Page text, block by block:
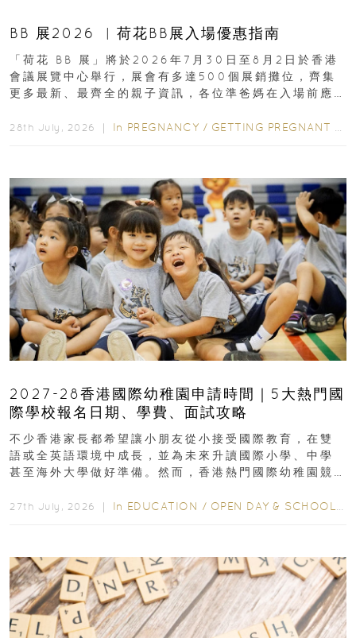
BB 展2026 ︳荷花BB展入場優惠指南
「荷花 BB 展」將於2026年7月30日至8月2日於香港
會議展覽中心舉行，展會有多達500個展銷攤位，齊集
更多最新、最齊全的親子資訊，各位準爸媽在入場前應
28th July, 2026 ｜ In PREGNANCY / GETTING PREGNANT
2027-28香港國際幼稚園申請時間｜5大熱門國
際學校報名日期、學費、面試攻略
不少香港家長都希望讓小朋友從小接受國際教育，在雙
語或全英語環境中成長，並為未來升讀國際小學、中學
甚至海外大學做好準備。然而，香港熱門國際幼稚園競
27th July, 2026 ｜ In EDUCATION / OPEN DAY & SCHOOL EVENTS